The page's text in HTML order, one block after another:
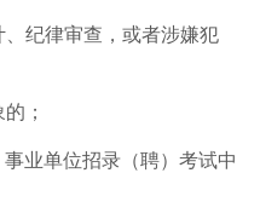
纪律审查，或者涉嫌犯
；
业单位招录（聘）考试中